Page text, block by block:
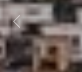
Předchozí